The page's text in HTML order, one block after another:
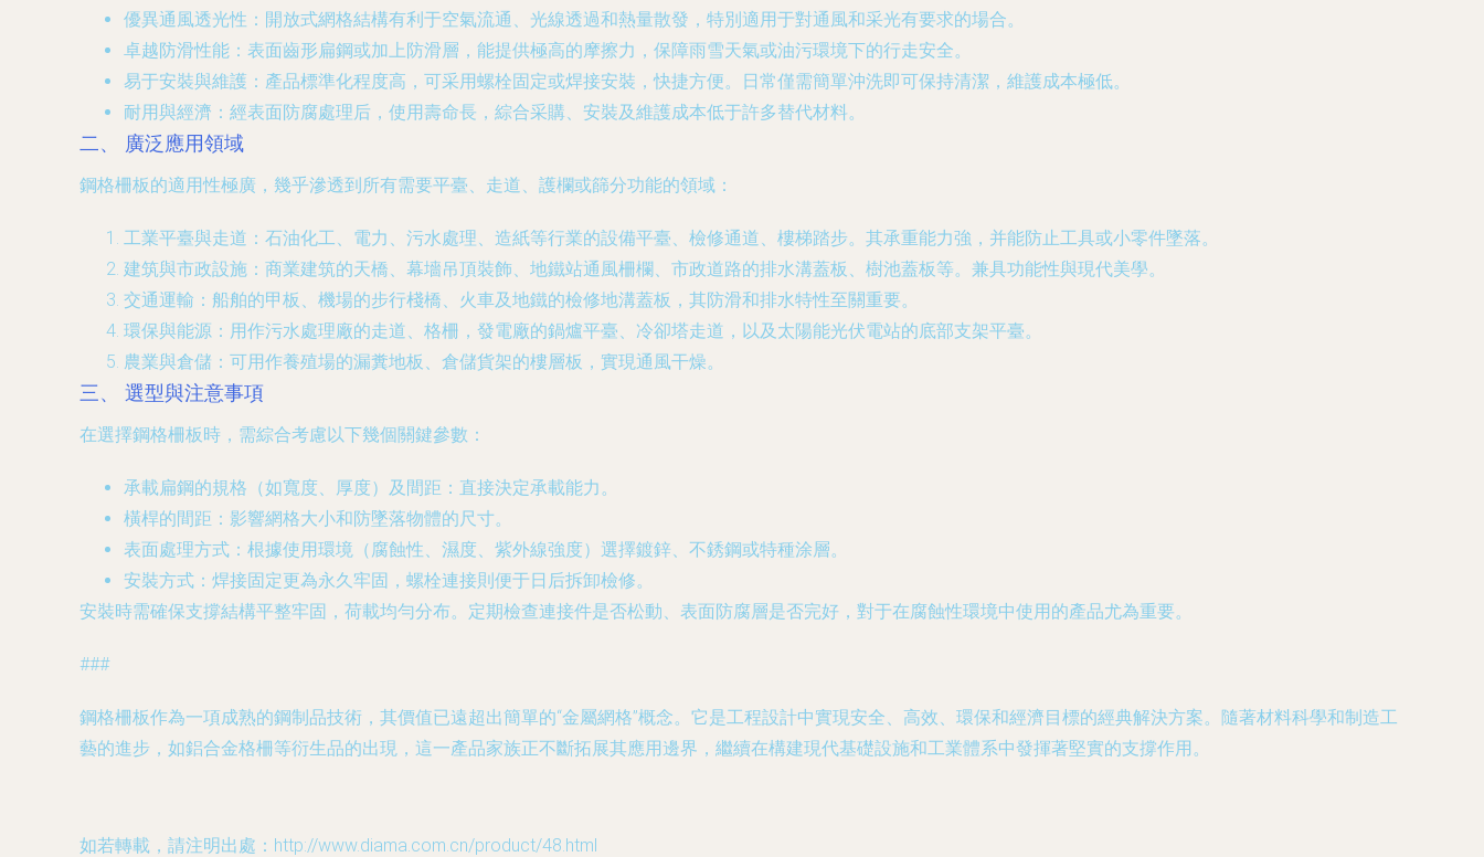
優異通風透光性 ：開放式網格結構有利于空氣流通、光線透過和熱量散發，特別適用于對通風和采光有要求的場合。
卓越防滑性能 ：表面齒形扁鋼或加上防滑層，能提供極高的摩擦力，保障雨雪天氣或油污環境下的行走安全。
易于安裝與維護 ：產品標準化程度高，可采用螺栓固定或焊接安裝，快捷方便。日常僅需簡單沖洗即可保持清潔，維護成本極低。
耐用與經濟 ：經表面防腐處理后，使用壽命長，綜合采購、安裝及維護成本低于許多替代材料。
二、 廣泛應用領域
鋼格柵板的適用性極廣，幾乎滲透到所有需要平臺、走道、護欄或篩分功能的領域：
工業平臺與走道 ：石油化工、電力、污水處理、造紙等行業的設備平臺、檢修通道、樓梯踏步。其承重能力強，并能防止工具或小零件墜落。
建筑與市政設施 ：商業建筑的天橋、幕墻吊頂裝飾、地鐵站通風柵欄、市政道路的排水溝蓋板、樹池蓋板等。兼具功能性與現代美學。
交通運輸 ：船舶的甲板、機場的步行棧橋、火車及地鐵的檢修地溝蓋板，其防滑和排水特性至關重要。
環保與能源 ：用作污水處理廠的走道、格柵，發電廠的鍋爐平臺、冷卻塔走道，以及太陽能光伏電站的底部支架平臺。
農業與倉儲 ：可用作養殖場的漏糞地板、倉儲貨架的樓層板，實現通風干燥。
三、 選型與注意事項
在選擇鋼格柵板時，需綜合考慮以下幾個關鍵參數：
承載扁鋼的規格 （如寬度、厚度）及間距：直接決定承載能力。
橫桿的間距 ：影響網格大小和防墜落物體的尺寸。
表面處理方式 ：根據使用環境（腐蝕性、濕度、紫外線強度）選擇鍍鋅、不銹鋼或特種涂層。
安裝方式 ：焊接固定更為永久牢固，螺栓連接則便于日后拆卸檢修。
安裝時需確保支撐結構平整牢固，荷載均勻分布。定期檢查連接件是否松動、表面防腐層是否完好，對于在腐蝕性環境中使用的產品尤為重要。
###
鋼格柵板作為一項成熟的鋼制品技術，其價值已遠超出簡單的“金屬網格”概念。它是工程設計中實現安全、高效、環保和經濟目標的經典解決方案。隨著材料科學和制造工
藝的進步，如鋁合金格柵等衍生品的出現，這一產品家族正不斷拓展其應用邊界，繼續在構建現代基礎設施和工業體系中發揮著堅實的支撐作用。
如若轉載，請注明出處：http://www.diama.com.cn/product/48.html